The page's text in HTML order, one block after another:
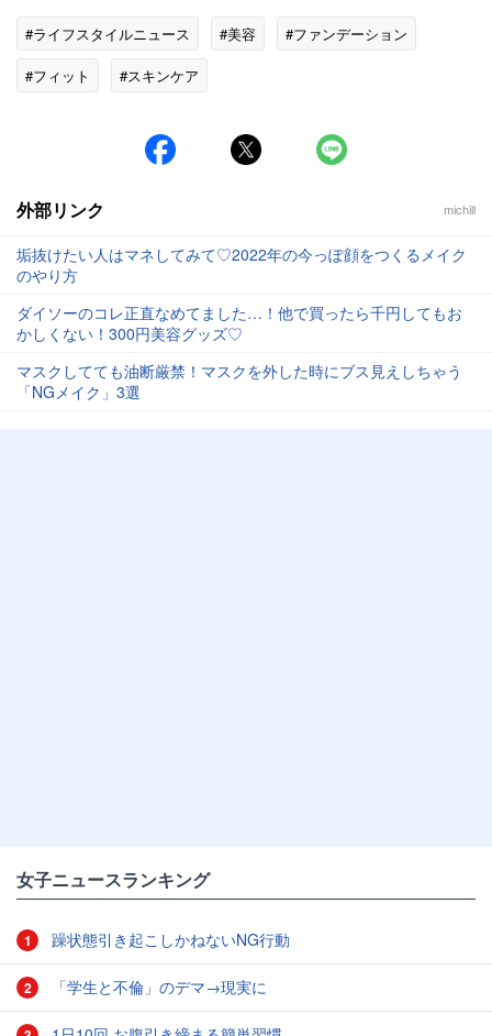
#ライフスタイルニュース #美容
#ファンデーション
#フィット
#スキンケア
外部リンク michill
垢抜けたい人はマネしてみて♡2022年の今っぽ顔をつくるメイク
のやり方
ダイソーのコレ正直なめてました…！他で買ったら千円してもお
かしくない！300円美容グッズ♡
マスクしてても油断厳禁！マスクを外した時にブス見えしちゃう
「NGメイク」3選
女子ニュースランキング
1 躁状態引き起こしかねないNG行動
2 「学生と不倫」のデマ→現実に